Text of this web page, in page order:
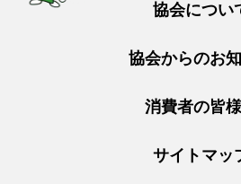
協会につい
協会からのお
消費者の皆
サイトマッ